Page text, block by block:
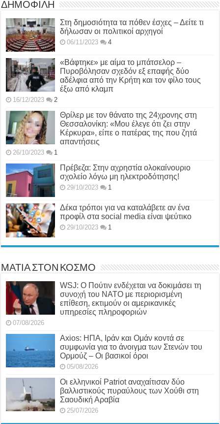
ΔΗΜΟΦΙΛΗ
Στη δημοσιότητα τα πόθεν έσχες – Δείτε τι
δήλωσαν οι πολιτικοί αρχηγοί
06/11/2023 4
«Βάφτηκε» με αίμα το μπάτσελορ –
Πυροβόλησαν σχεδόν εξ επαφής δύο
αδέλφια από την Κρήτη και τον φίλο τους
έξω από κλαμπ
16/12/2023 2
Θρίλερ με τον θάνατο της 24χρονης στη
Θεσσαλονίκη: «Μου έλεγε ότι ζει στην
Κέρκυρα», είπε ο πατέρας της που ζητά
απαντήσεις
26/10/2023 1
Πρέβεζα: Στην αχρηστία ολοκαίνουριο
σχολείο λόγω μη ηλεκτροδότησης!
29/10/2023 1
Δέκα τρόποι για να καταλάβετε αν ένα
προφίλ στα social media είναι ψεύτικο
29/10/2023 1
ΜΑΤΙΑ ΣΤΟΝ ΚΟΣΜΟ
WSJ: Ο Πούτιν ενδέχεται να δοκιμάσει τη
συνοχή του ΝΑΤΟ με περιορισμένη
επίθεση, εκτιμούν οι αμερικανικές
υπηρεσίες πληροφοριών
07/08/2026
Axios: ΗΠΑ, Ιράν και Ομάν κοντά σε
συμφωνία για το άνοιγμα των Στενών του
Ορμούζ – Οι βασικοί όροι
05/08/2026
Οι ελληνικοί Patriot αναχαίτισαν δύο
βαλλιστικούς πυραύλους των Χούθι στη
Σαουδική Αραβία
25/07/2026